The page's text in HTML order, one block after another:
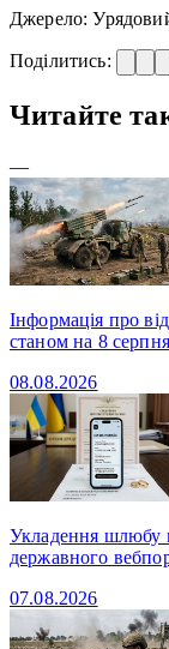
Джерело:
Поділитись:
Читайте
—
Інформація про
станом на 8
08.08.2026
Укладення шлюбу
державного
07.08.2026